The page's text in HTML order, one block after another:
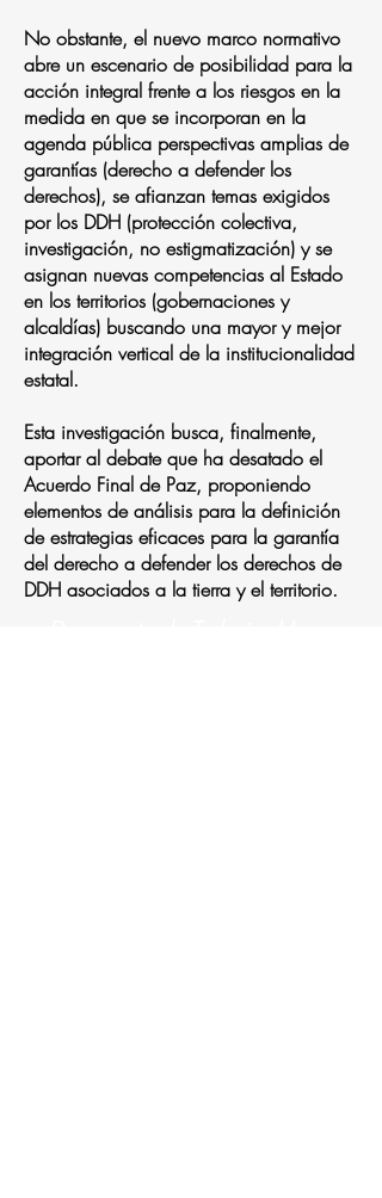
No obstante, el nuevo marco normativo
abre un escenario de posibilidad para la
acción integral frente a los riesgos en la
medida en que se incorporan en la
agenda pública perspectivas amplias de
garantías (derecho a defender los
derechos), se afianzan temas exigidos
por los DDH (protección colectiva,
investigación, no estigmatización) y se
asignan nuevas competencias al Estado
en los territorios (gobernaciones y
alcaldías) buscando una mayor y mejor
integración vertical de la institucionalidad
estatal.
Esta investigación busca, finalmente,
aportar al debate que ha desatado el
Acuerdo Final de Paz, proponiendo
elementos de análisis para la definición
de estrategias eficaces para la garantía
del derecho a defender los derechos de
DDH asociados a la tierra y el territorio.